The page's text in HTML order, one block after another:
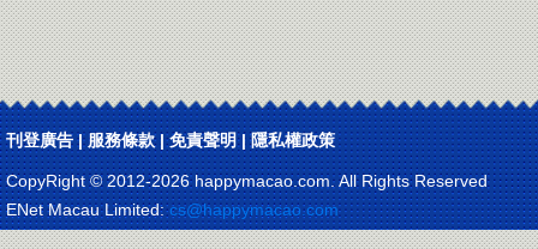
刊登廣告|服務條款|免責聲明|隱私權政策
CopyRight © 2012-2026 happymacao.com. All Rights Reserved
ENet Macau Limited:cs@happymacao.com